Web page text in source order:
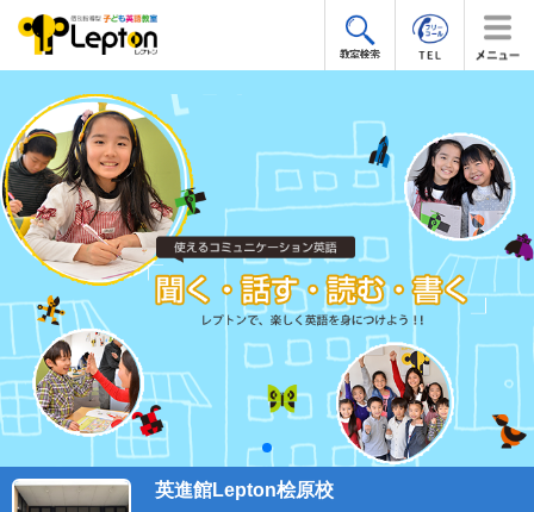
英進館Lepton桧原校